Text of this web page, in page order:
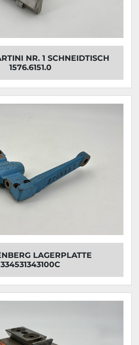
NR. 1 SCHNEIDTISCH
1576.6151.0
LAGERPLATTE
334531343100C